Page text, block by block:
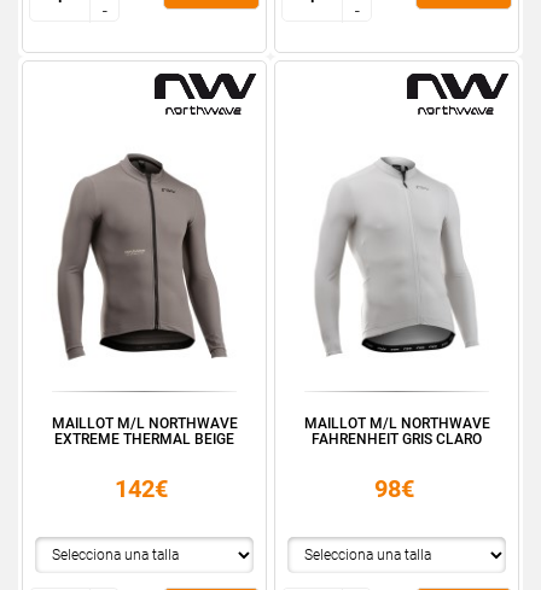
--
--
MAILLOT M/L NORTHWAVE
EXTREME THERMAL BEIGE
142€
MAILLOT M/L NORTHWAVE
FAHRENHEIT GRIS CLARO
98€